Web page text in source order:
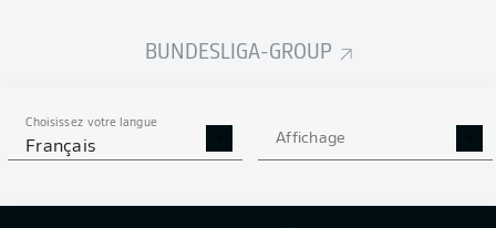
BUNDESLIGA-GROUP
Choisissez votre langue
Français Affichage
Philipp Kühn